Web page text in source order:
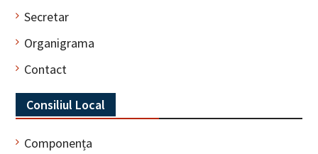
Secretar
Organigrama
Contact
Consiliul Local
Componența